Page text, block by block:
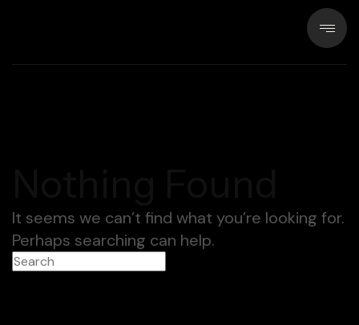
It seems we can’t find what you’re looking for.
Perhaps searching can help.